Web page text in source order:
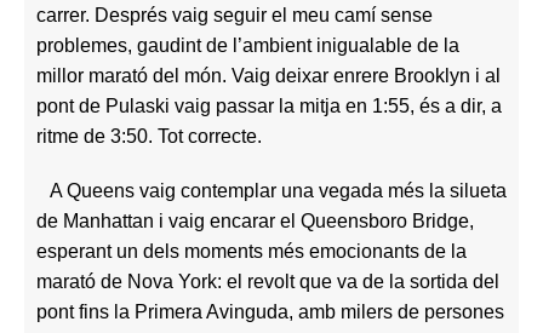
carrer. Després vaig seguir el meu camí sense
problemes, gaudint de l’ambient inigualable de la
millor marató del món. Vaig deixar enrere Brooklyn i al
pont de Pulaski vaig passar la mitja en 1:55, és a dir, a
ritme de 3:50. Tot correcte.
A Queens vaig contemplar una vegada més la silueta
de Manhattan i vaig encarar el Queensboro Bridge,
esperant un dels moments més emocionants de la
marató de Nova York: el revolt que va de la sortida del
pont fins la Primera Avinguda, amb milers de persones